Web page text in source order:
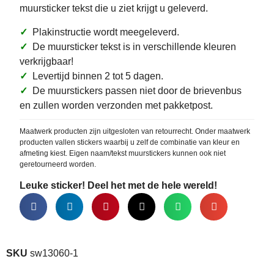
muursticker tekst die u ziet krijgt u geleverd.
✓ Plakinstructie wordt meegeleverd.
✓ De muursticker tekst is in verschillende kleuren
verkrijgbaar!
✓ Levertijd binnen 2 tot 5 dagen.
✓ De muurstickers passen niet door de brievenbus
en zullen worden verzonden met pakketpost.
Maatwerk producten zijn uitgesloten van retourrecht. Onder maatwerk
producten vallen stickers waarbij u zelf de combinatie van kleur en
afmeting kiest. Eigen naam/tekst muurstickers kunnen ook niet
geretourneerd worden.
Leuke sticker! Deel het met de hele wereld!
SKU sw13060-1